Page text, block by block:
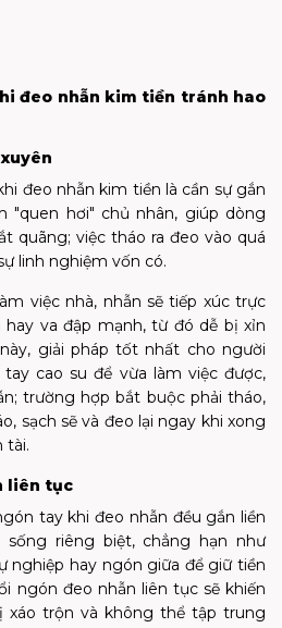
đeo nhẫn kim tiền tránh hao
đeo nhẫn kim tiền là cần sự gắn
"quen hơi" chủ nhân, giúp dòng
quãng; việc tháo ra đeo vào quá
linh nghiệm vốn có.
việc nhà, nhẫn sẽ tiếp xúc trực
va đập mạnh, từ đó dễ bị xỉn
giải pháp tốt nhất cho người
cao su để vừa làm việc được,
trường hợp bắt buộc phải tháo,
sạch sẽ và đeo lại ngay khi xong
tài.
liên tục
tay khi đeo nhẫn đều gắn liền
riêng biệt, chẳng hạn như
nghiệp hay ngón giữa để giữ tiền
ngón đeo nhẫn liên tục sẽ khiến
xáo trộn và không thể tập trung